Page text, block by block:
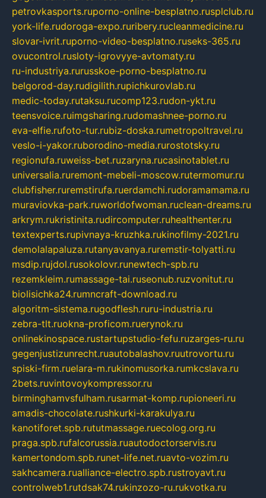
petrovkasports.ruporno-online-besplatno.rusplclub.ru
york-life.rudoroga-expo.ruribery.rucleanmedicine.ru
slovar-ivrit.ruporno-video-besplatno.ruseks-365.ru
ovucontrol.rusloty-igrovyye-avtomaty.ru
ru-industriya.rurusskoe-porno-besplatno.ru
belgorod-day.rudigilith.rupichkurovlab.ru
medic-today.rutaksu.rucomp123.rudon-ykt.ru
teensvoice.ruimgsharing.rudomashnee-porno.ru
eva-elfie.rufoto-tur.rubiz-doska.rumetropoltravel.ru
veslo-i-yakor.ruborodino-media.rurostotsky.ru
regionufa.ruweiss-bet.ruzaryna.rucasinotablet.ru
universalia.ruremont-mebeli-moscow.rutermomur.ru
clubfisher.ruremstirufa.ruerdamchi.rudoramamama.ru
muraviovka-park.ruworldofwoman.ruclean-dreams.ru
arkrym.rukristinita.rudircomputer.ruhealthenter.ru
textexperts.rupivnaya-kruzhka.rukinofilmy-2021.ru
demolalapaluza.rutanyavanya.ruremstir-tolyatti.ru
msdip.rujdol.rusokolovr.runewtech-spb.ru
rezemkleim.rumassage-tai.ruseonub.ruzvonitut.ru
biolisichka24.rumncraft-download.ru
algoritm-sistema.rugodflesh.ruru-industria.ru
zebra-tlt.ruokna-proficom.ruerynok.ru
onlinekinospace.rustartupstudio-fefu.ruzarges-ru.ru
gegenjustizunrecht.ruautobalashov.ruutrovortu.ru
spiski-firm.ruelara-m.rukinomusorka.rumkcslava.ru
2bets.ruvintovoykompressor.ru
birminghamvsfulham.rusarmat-komp.rupioneeri.ru
amadis-chocolate.rushkurki-karakulya.ru
kanotiforet.spb.rututmassage.ruecolog.org.ru
praga.spb.rufalcorussia.ruautodoctorservis.ru
kamertondom.spb.runet-life.net.ruavto-vozim.ru
sakhcamera.rualliance-electro.spb.rustroyavt.ru
controlweb1.rutdsak74.rukinzozo-ru.rukvotka.ru